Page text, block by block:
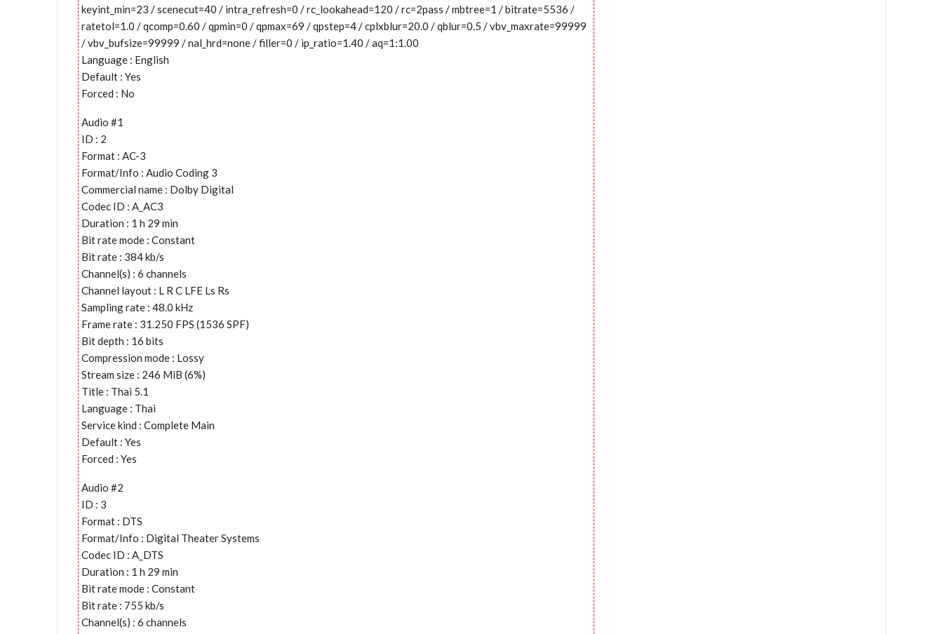
keyint_min=23 / scenecut=40 / intra_refresh=0 / rc_lookahead=120 / rc=2pass / mbtree=1 / bitrate=5536 /
ratetol=1.0 / qcomp=0.60 / qpmin=0 / qpmax=69 / qpstep=4 / cplxblur=20.0 / qblur=0.5 / vbv_maxrate=99999
/ vbv_bufsize=99999 / nal_hrd=none / filler=0 / ip_ratio=1.40 / aq=1:1.00
Language : English
Default : Yes
Forced : No
Audio #1
ID : 2
Format : AC-3
Format/Info : Audio Coding 3
Commercial name : Dolby Digital
Codec ID : A_AC3
Duration : 1 h 29 min
Bit rate mode : Constant
Bit rate : 384 kb/s
Channel(s) : 6 channels
Channel layout : L R C LFE Ls Rs
Sampling rate : 48.0 kHz
Frame rate : 31.250 FPS (1536 SPF)
Bit depth : 16 bits
Compression mode : Lossy
Stream size : 246 MiB (6%)
Title : Thai 5.1
Language : Thai
Service kind : Complete Main
Default : Yes
Forced : Yes
Audio #2
ID : 3
Format : DTS
Format/Info : Digital Theater Systems
Codec ID : A_DTS
Duration : 1 h 29 min
Bit rate mode : Constant
Bit rate : 755 kb/s
Channel(s) : 6 channels